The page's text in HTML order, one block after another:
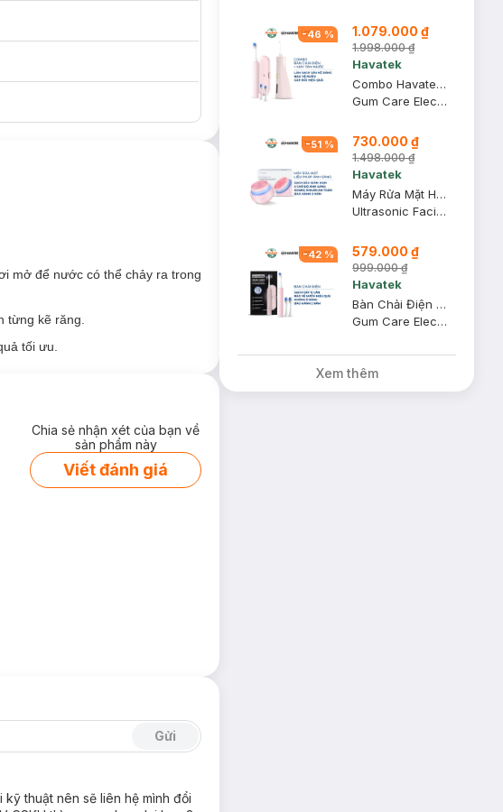
mở để nước có thể chảy ra trong
từng kẽ răng.
tối ưu.
Chia sẻ nhận xét của bạn về
sản phẩm này
Viết đánh giá
Gửi
thuật nên sẽ liên hệ mình đổi
-46 % 1.079.000 ₫
1.998.000 ₫
Havatek
Combo Havatek Bàn Chải Điện Giảm Chấn Nướu Màu Hồng + Máy Tăm Nước Cao Cấp Màu Hồng Rose
Gum Care Electric Toothbrush + Advanced Oral Irrigator
-51 % 730.000 ₫
1.498.000 ₫
Havatek
Máy Rửa Mặt Havatek Sóng Siêu Âm & Liệu Pháp Ánh Sáng Màu Hồng
Ultrasonic Facial Cleansing Brush
-42 % 579.000 ₫
999.000 ₫
Havatek
Bàn Chải Điện Havatek Giảm Chấn Nướu Màu Hồng
Gum Care Electric Toothbrush
Xem thêm